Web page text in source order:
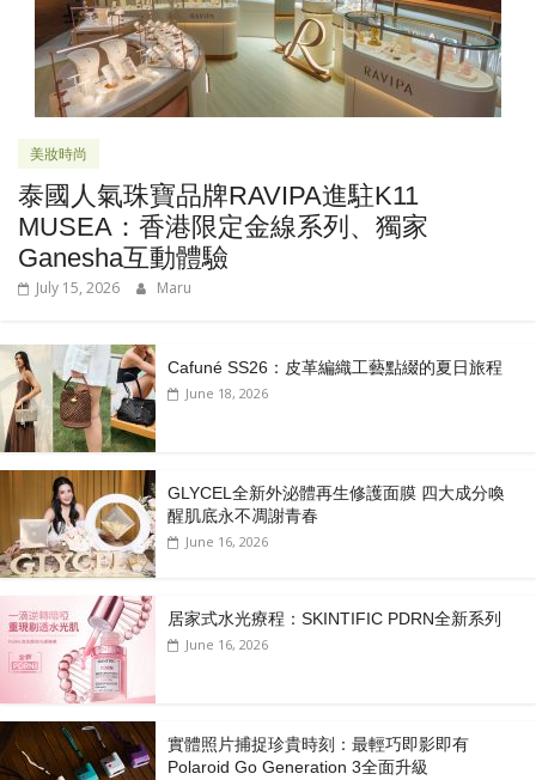
美妝時尚
泰國人氣珠寶品牌RAVIPA進駐K11
MUSEA：香港限定金線系列、獨家
Ganesha互動體驗
July 15, 2026 Maru
Cafuné SS26：皮革編織工藝點綴的夏日旅程
June 18, 2026
GLYCEL全新外泌體再生修護面膜 四大成分喚
醒肌底永不凋謝青春
June 16, 2026
居家式水光療程：SKINTIFIC PDRN全新系列
June 16, 2026
實體照片捕捉珍貴時刻：最輕巧即影即有
Polaroid Go Generation 3全面升級